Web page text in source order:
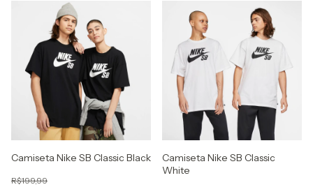
Camiseta Nike SB Classic Black
R$199,99
Camiseta Nike SB Classic
White